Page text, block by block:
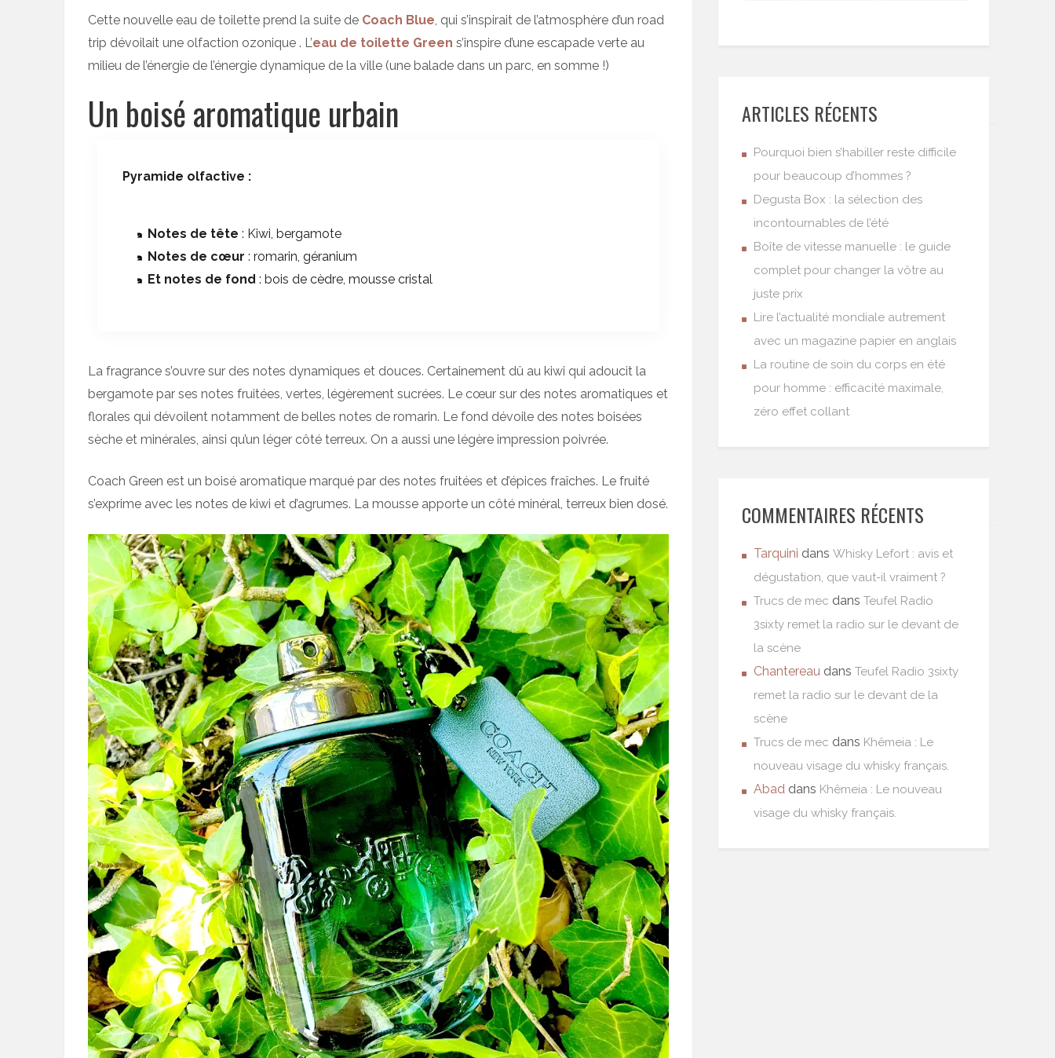
Cette nouvelle eau de toilette prend la suite de Coach Blue, qui s’inspirait de l’atmosphère d’un road
trip dévoilait une olfaction ozonique . L’eau de toilette Green s’inspire d’une escapade verte au
milieu de l’énergie de l’énergie dynamique de la ville (une balade dans un parc, en somme !)
Un boisé aromatique urbain
Pyramide olfactive :
Notes de tête : Kiwi, bergamote
Notes de cœur : romarin, géranium
Et notes de fond : bois de cèdre, mousse cristal
La fragrance s’ouvre sur des notes dynamiques et douces. Certainement dû au kiwi qui adoucit la
bergamote par ses notes fruitées, vertes, légèrement sucrées. Le cœur sur des notes aromatiques et
florales qui dévoilent notamment de belles notes de romarin. Le fond dévoile des notes boisées
sèche et minérales, ainsi qu’un léger côté terreux. On a aussi une légère impression poivrée.
Coach Green est un boisé aromatique marqué par des notes fruitées et d’épices fraîches. Le fruité
s’exprime avec les notes de kiwi et d’agrumes. La mousse apporte un côté minéral, terreux bien dosé.
ARTICLES RÉCENTS
Pourquoi bien s’habiller reste difficile
pour beaucoup d’hommes ?
Degusta Box : la sélection des
incontournables de l’été
Boîte de vitesse manuelle : le guide
complet pour changer la vôtre au
juste prix
Lire l’actualité mondiale autrement
avec un magazine papier en anglais
La routine de soin du corps en été
pour homme : efficacité maximale,
zéro effet collant
COMMENTAIRES RÉCENTS
Tarquini dans Whisky Lefort : avis et
dégustation, que vaut-il vraiment ?
Trucs de mec dans Teufel Radio
3sixty remet la radio sur le devant de
la scène
Chantereau dans Teufel Radio 3sixty
remet la radio sur le devant de la
scène
Trucs de mec dans Khêmeia : Le
nouveau visage du whisky français.
Abad dans Khêmeia : Le nouveau
visage du whisky français.